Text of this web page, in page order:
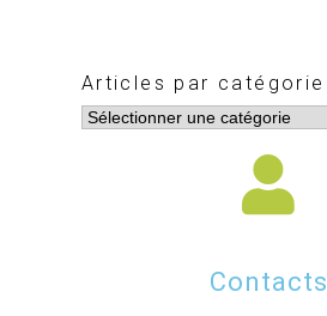
Articles par catégorie
Contacts